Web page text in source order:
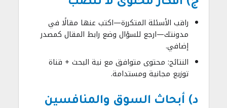
راقب الأسئلة المتكررة—اكتب عنها مقالًا في
مدونتك—ارجع للسؤال وضع رابط المقال كمصدر
إضافي.
النتائج: محتوى متوافق مع نية البحث + قناة
توزيع مجانية ومستدامة.
د) أبحاث السوق والمنافسين